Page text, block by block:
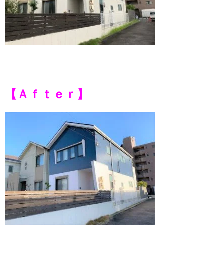
【Ａｆｔｅｒ】